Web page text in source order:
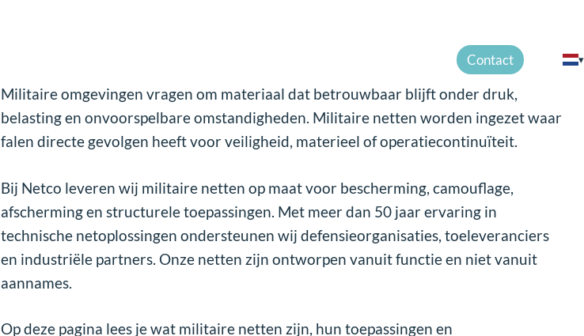
Contact ▾
Militaire omgevingen vragen om materiaal dat betrouwbaar blijft onder druk,
belasting en onvoorspelbare omstandigheden. Militaire netten worden ingezet waar
falen directe gevolgen heeft voor veiligheid, materieel of operatiecontinuïteit.
Bij Netco leveren wij militaire netten op maat voor bescherming, camouflage,
afscherming en structurele toepassingen. Met meer dan 50 jaar ervaring in
technische netoplossingen ondersteunen wij defensieorganisaties, toeleveranciers
en industriële partners. Onze netten zijn ontworpen vanuit functie en niet vanuit
aannames.
Op deze pagina lees je wat militaire netten zijn, hun toepassingen en